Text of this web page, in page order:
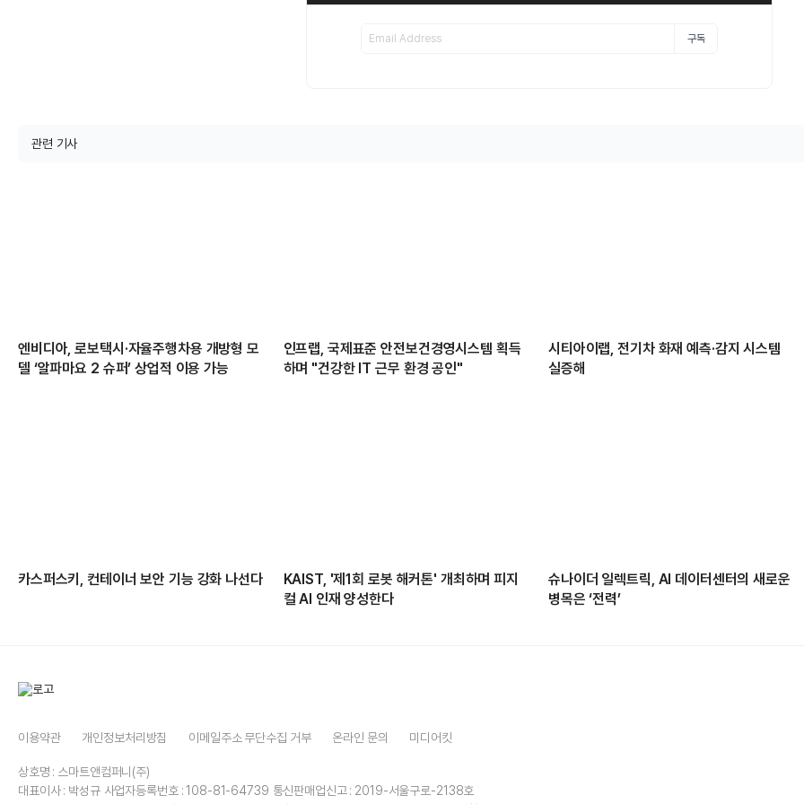
구독
관련 기사
엔비디아, 로보택시·자율주행차용 개방형 모
델 ‘알파마요 2 슈퍼’ 상업적 이용 가능
인프랩, 국제표준 안전보건경영시스템 획득
하며 "건강한 IT 근무 환경 공인"
시티아이랩, 전기차 화재 예측·감지 시스템
실증해
카스퍼스키, 컨테이너 보안 기능 강화 나선다
KAIST, '제1회 로봇 해커톤' 개최하며 피지
컬 AI 인재 양성한다
슈나이더 일렉트릭, AI 데이터센터의 새로운
병목은 ‘전력’
이용약관 개인정보처리방침 이메일주소 무단수집 거부 온라인 문의 미디어킷
상호명 : 스마트앤컴퍼니(주)
대표이사 : 박성규 사업자등록번호 : 108-81-64739 통신판매업신고 : 2019-서울구로-2138호